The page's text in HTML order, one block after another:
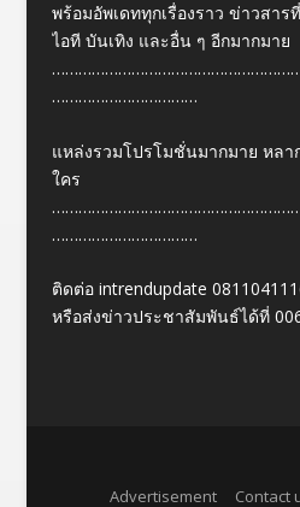
พร้อมอัพเดททุกเรื่องราว ข่าวสา
ไอที บันเทิง และอื่น ๆ อีกมากมาย
……………………………
แหล่งรวมโปรโมชั่นมากมาย หล
ใคร
……………………………
ติดต่อ intrendupdate
หรือส่งข่าวประชาสัมพันธ์ได้ที่
Advertisement Contact